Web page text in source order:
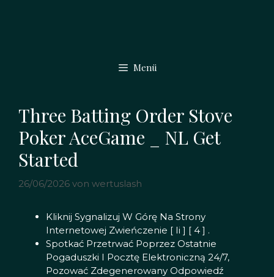
Menü
Three Batting Order Stove
Poker AceGame _ NL Get
Started
26/06/2026 von wertuslash
Kliknij Sygnalizuj W Górę Na Strony
Internetowej Zwieńczenie [ Ii ] [ 4 ] .
Spotkać Przetrwać Poprzez Ostatnie
Pogaduszki I Pocztę Elektroniczną 24/7,
Pozować Zdegenerowany Odpowiedź